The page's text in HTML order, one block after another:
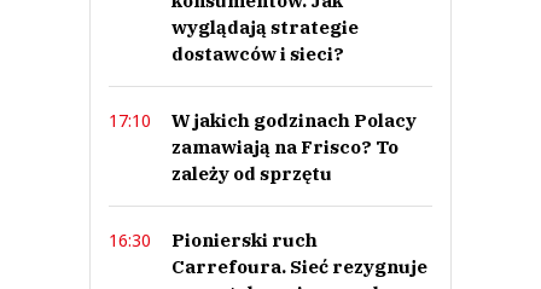
wyglądają strategie
dostawców i sieci?
17:10
W jakich godzinach Polacy
zamawiają na Frisco? To
zależy od sprzętu
16:30
Pionierski ruch
Carrefoura. Sieć rezygnuje